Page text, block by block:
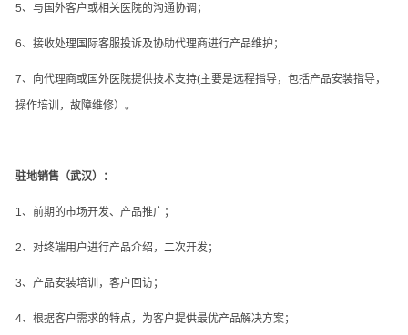
5、与国外客户或相关医院的沟通协调；
6、接收处理国际客服投诉及协助代理商进行产品维护；
7、向代理商或国外医院提供技术支持(主要是远程指导，包括产品安装指导，
操作培训，故障维修）。
驻地销售（武汉）：
1 、前期的市场开发、产品推广；
2、对终端用户进行产品介绍，二次开发；
3、产品安装培训，客户回访；
4、根据客户需求的特点，为客户提供最优产品解决方案；